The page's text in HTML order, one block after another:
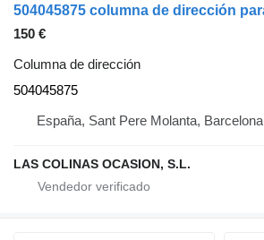
150 €
Columna de dirección
504045875
España, Sant Pere Molanta, Barcelona
LAS COLINAS OCASION, S.L.